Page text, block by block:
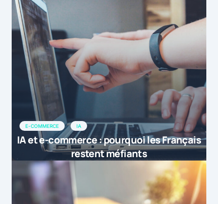
E-COMMERCE IA
IA et e-commerce : pourquoi les Français
restent méfiants